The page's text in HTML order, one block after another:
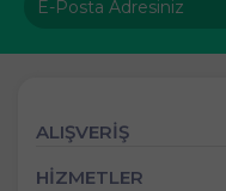
ALIŞVERİŞ
HİZMETLER